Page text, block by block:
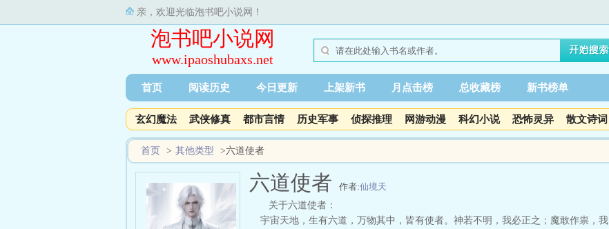
亲，欢迎光临泡书吧小说网！
泡书吧小说网
www.ipaoshubaxs.net
首页 阅读历史 今日更新 上架新书 月点击榜 总收藏榜 新书榜单
玄幻魔法 武侠修真 都市言情 历史军事 侦探推理 网游动漫 科幻小说 恐怖灵异 散文诗词
首页 > 其他类型 >六道使者
六道使者 作者:仙境天
关于六道使者：
宇宙天地，生有六道，万物其中，皆有使者。神若不明，我必正之；魔敢作祟，我